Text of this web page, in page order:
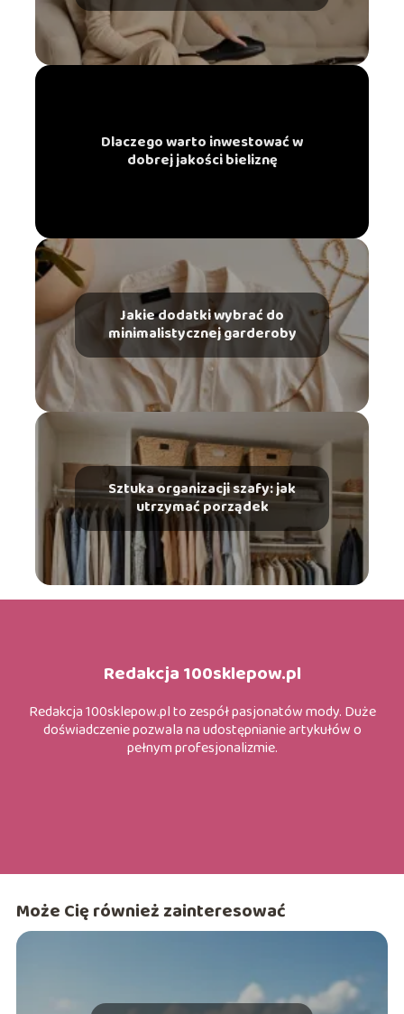
Dlaczego warto inwestować w
dobrej jakości bieliznę
Jakie dodatki wybrać do
minimalistycznej garderoby
Sztuka organizacji szafy: jak
utrzymać porządek
Redakcja 100sklepow.pl
Redakcja 100sklepow.pl to zespół pasjonatów mody. Duże
doświadczenie pozwala na udostępnianie artykułów o
pełnym profesjonalizmie.
Może Cię również zainteresować